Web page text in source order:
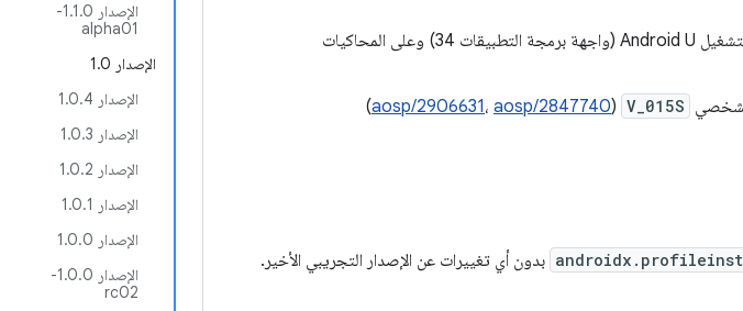
الإصدار 1.1.0-
alpha01
الإصدار 1.0
الإصدار 1.0.4
الإصدار 1.0.3
الإصدار 1.0.2
الإصدار 1.0.1
الإصدار 1.0.0
الإصدار 1.0.0-
rc02
إصلاح الأعطال عند إسقاط ملفات تظليل على نظام التشغيل Android U (واجهة برمجة التطبيقات 34) وعلى المحاكيات
V_015S
(
aosp/2906631، aosp/2847740
)
بدون أي تغييرات عن الإصدار التجريبي الأخير.